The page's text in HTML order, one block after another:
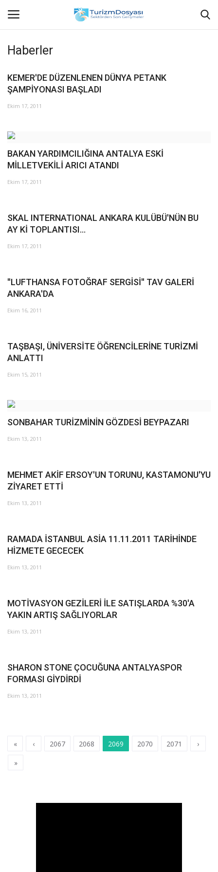
Bize Ulaşın
Halil ÖNCÜ kimdir?
KVKK Aydınlatma Metni
Görüntülü
Röportajlar
Gezi - Yorum
Sizlerden Gelenler
Yorumlar
Galeri
Haberler
KEMER'DE DÜZENLENEN DÜNYA PETANK
ŞAMPİYONASI BAŞLADI
Ekim 17, 2011
BAKAN YARDIMCILIĞINA ANTALYA ESKİ
MİLLETVEKİLİ ARICI ATANDI
Ekim 17, 2011
SKAL INTERNATIONAL ANKARA KULÜBÜ'NÜN BU
AY Kİ TOPLANTISI...
Ekim 17, 2011
''LUFTHANSA FOTOĞRAF SERGİSİ'' TAV GALERİ
ANKARA'DA
Ekim 16, 2011
TAŞBAŞI, ÜNİVERSİTE ÖĞRENCİLERİNE TURİZMİ
ANLATTI
Ekim 15, 2011
SONBAHAR TURİZMİNİN GÖZDESİ BEYPAZARI
Ekim 13, 2011
MEHMET AKİF ERSOY'UN TORUNU, KASTAMONU'YU
ZİYARET ETTİ
Ekim 13, 2011
RAMADA İSTANBUL ASİA 11.11.2011 TARİHİNDE
HİZMETE GECECEK
Ekim 13, 2011
MOTİVASYON GEZİLERİ İLE SATIŞLARDA %30'A
YAKIN ARTIŞ SAĞLIYORLAR
Ekim 13, 2011
SHARON STONE ÇOCUĞUNA ANTALYASPOR
FORMASI GİYDİRDİ
Ekim 13, 2011
« ‹ 2067 2068 2069 2070 2071 ›
»